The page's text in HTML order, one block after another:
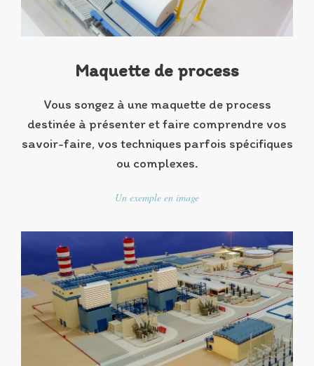
Maquette de process
Vous songez à une maquette de process
destinée à présenter et faire comprendre vos
savoir-faire, vos techniques parfois spécifiques
ou complexes.
Un exemple en image